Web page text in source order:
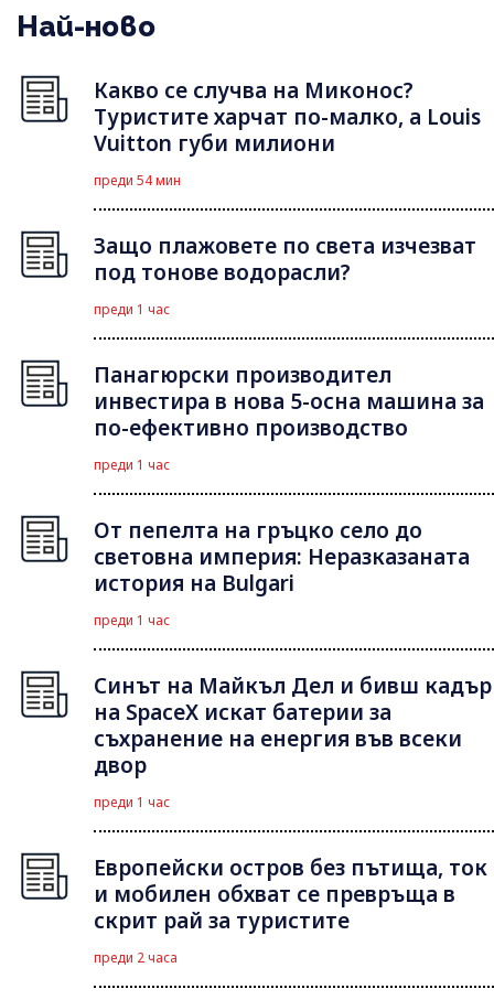
Най-ново
Какво се случва на Миконос?
Туристите харчат по-малко, а Louis
Vuitton губи милиони
преди 54 мин
Защо плажовете по света изчезват
под тонове водорасли?
преди 1 час
Панагюрски производител
инвестира в нова 5-осна машина за
по-ефективно производство
преди 1 час
От пепелта на гръцко село до
световна империя: Неразказаната
история на Bulgari
преди 1 час
Синът на Майкъл Дeл и бивш кадър
на SpaceX искат батерии за
съхранение на енергия във всеки
двор
преди 1 час
Европейски остров без пътища, ток
и мобилен обхват се превръща в
скрит рай за туристите
преди 2 часа